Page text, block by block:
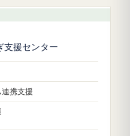
支援センター
携支援